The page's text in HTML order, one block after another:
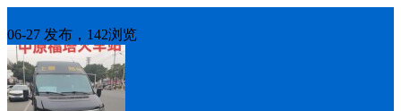
06-27 发布，142浏览